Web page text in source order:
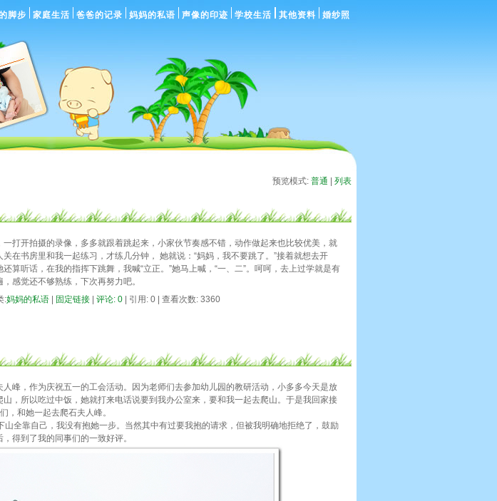
脚步 家庭生活 爸爸的记录 妈妈的私语 声像的印迹 学校生活 其他资料 婚纱照
预览模式: 普通 列表
打开拍摄的录像，多多就跟着跳起来，小家伙节奏感不错，动作做起来也比较优美，就
在书房里和我一起练习，才练几分钟， 她就说：“妈妈，我不要跳了。”接着就想去开
算听话，在我的指挥下跳舞，我喊“立正。”她马上喊，“一、二”。呵呵，去上过学就是有
感觉还不够熟练，下次再努力吧。
:妈妈的私语 固定链接 |评论: 0 | 引用: 0 | 查看次数: 3360
峰，作为庆祝五一的工会活动。因为老师们去参加幼儿园的教研活动，小多多今天是放
，所以吃过中饭，她就打来电话说要到我办公室来，要和我一起去爬山。于是我回家接
，和她一起去爬石夫人峰。
山全靠自己，我没有抱她一步。当然其中有过要我抱的请求，但被我明确地拒绝了，鼓励
得到了我的同事们的一致好评。